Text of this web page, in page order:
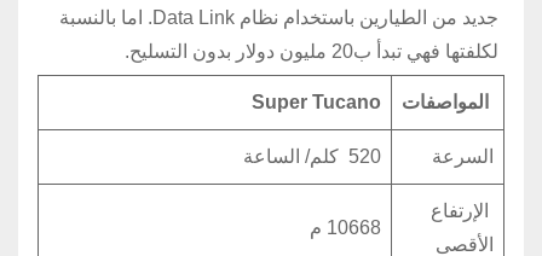
جديد من الطيارين باستخدام نظام Data Link. اما بالنسبة
لكلفتها فهي تبدأ ب20 مليون دولار بدون التسليح.
المواصفات Super Tucano
السرعة 520 كلم/ الساعة
الإرتفاع
الأقصى
10668 م